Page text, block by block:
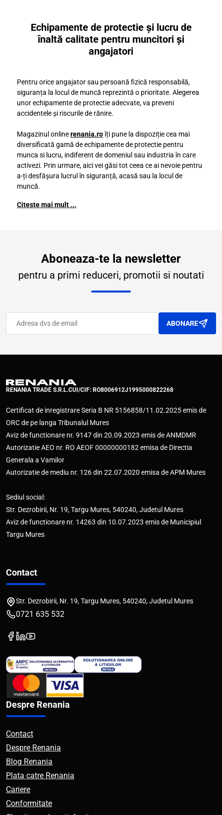
Echipamente de protectie și lucru de
înaltă calitate pentru muncitori și
angajatori
Pentru orice angajator sau persoană fizică responsabilă,
siguranța la locul de muncă reprezintă o prioritate. Alegerea
unor echipamente de protectie adecvate, va preveni
accidentele și riscurile de rănire.
Magazinul onlinerenania.roîți pune la dispoziție cea mai
diversificată gamă de echipamente de protectie pentru
munca si lucru, indiferent de domeniul sau industria în care
activezi. Prin urmare, aici vei găsi tot ceea ce ai nevoie pentru
a-ți desfășura lucrul în siguranță, acasă sau la locul de
muncă.
Citeste mai mult ...
Aboneaza-te la newsletter
pentru a primi reduceri, promotii si noutati
ABONARE
RENANIA TRADE S.R.L.CUI/CIF: RO8006912J1995000822268
Certificat de inregistrare Seria B NR 5156858/11.02.2025 emis de
ORC de pe langa Tribunalul Mures
Aviz de functionare nr. 9147 din 20.09.2023 emis de ANMDMR
Autorizatie AEO nr. RO AEOF 00000000182 emisa de Directia
Generala a Vamilor
Autorizatie de mediu nr. 126 din 22.07.2020 emisa de APM Mures
Sediul social:
Str. Dezrobirii, Nr. 19, Targu Mures, 540240, Judetul Mures
Aviz de functionare nr. 14263 din 10.07.2023 emis de Municipiul
Targu Mures
Contact
Str. Dezrobirii, Nr. 19, Targu Mures, 540240, Judetul Mures
0721 635 532
Despre Renania
Contact
Despre Renania
Blog Renania
Plata catre Renania
Cariere
Conformitate